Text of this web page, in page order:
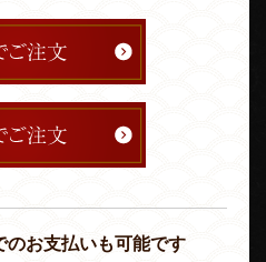
のお支払いも可能です